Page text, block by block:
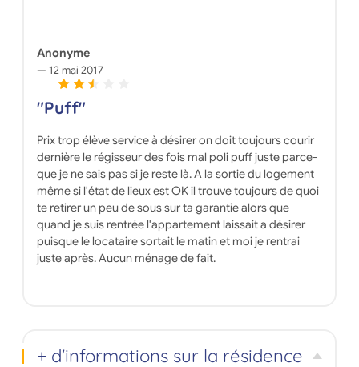
Anonyme
12 mai 2017
"Puff"
Prix trop élève service à désirer on doit toujours courir
dernière le régisseur des fois mal poli puff juste parce-
que je ne sais pas si je reste là. A la sortie du logement
même si l'état de lieux est OK il trouve toujours de quoi
te retirer un peu de sous sur ta garantie alors que
quand je suis rentrée l'appartement laissait a désirer
puisque le locataire sortait le matin et moi je rentrai
juste après. Aucun ménage de fait.
+ d'informations sur la résidence